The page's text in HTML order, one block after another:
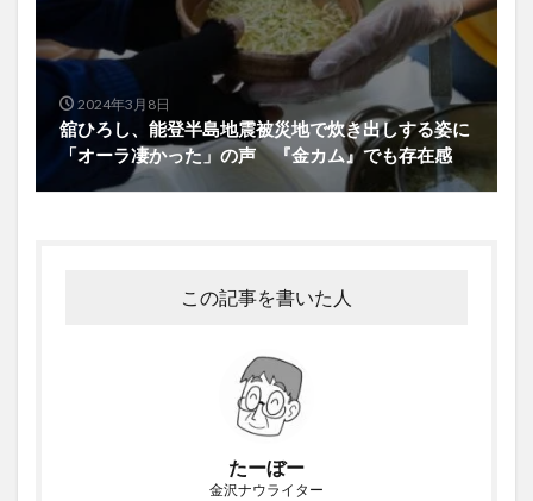
2024年3月8日
舘ひろし、能登半島地震被災地で炊き出しする姿に
「オーラ凄かった」の声 『金カム』でも存在感
この記事を書いた人
たーぼー
金沢ナウライター